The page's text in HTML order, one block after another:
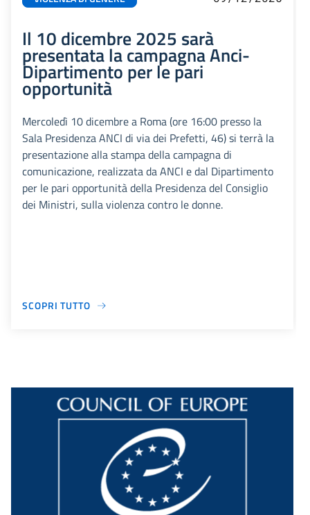
Il 10 dicembre 2025 sarà
presentata la campagna Anci-
Dipartimento per le pari
opportunità
Mercoledì 10 dicembre a Roma (ore 16:00 presso la
Sala Presidenza ANCI di via dei Prefetti, 46) si terrà la
presentazione alla stampa della campagna di
comunicazione, realizzata da ANCI e dal Dipartimento
per le pari opportunità della Presidenza del Consiglio
dei Ministri, sulla violenza contro le donne.
SCOPRI TUTTO